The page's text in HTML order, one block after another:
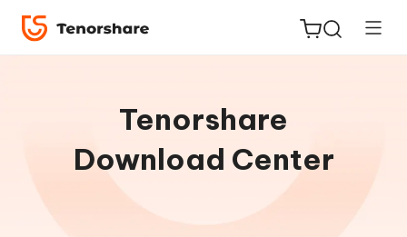
ReiBoot
Tenorshare
Download Center